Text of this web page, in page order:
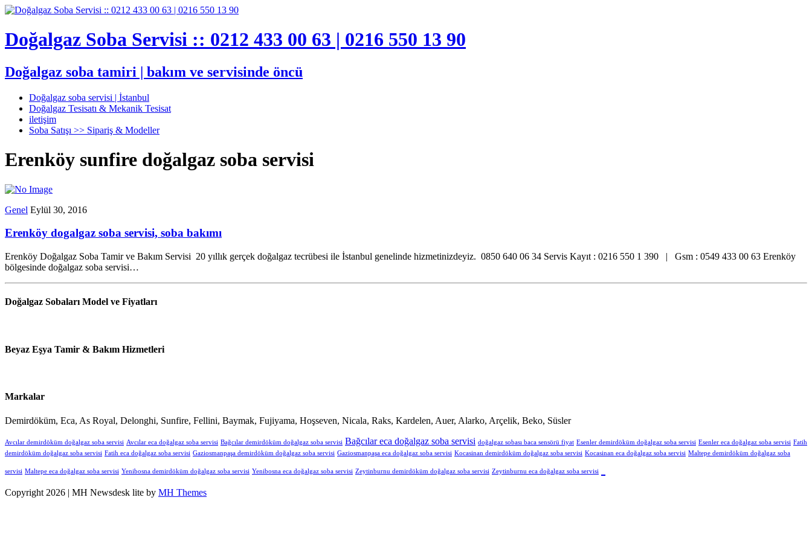
Doğalgaz Soba Servisi :: 0212 433 00 63 | 0216 550 13 90
Doğalgaz soba tamiri | bakım ve servisinde öncü
Doğalgaz soba servisi | İstanbul
Doğalgaz Tesisatı & Mekanik Tesisat
iletişim
Soba Satışı >> Sipariş & Modeller
Erenköy sunfire doğalgaz soba servisi
Genel Eylül 30, 2016
Erenköy dogalgaz soba servisi, soba bakımı
Erenköy Doğalgaz Soba Tamir ve Bakım Servisi 20 yıllık gerçek doğalgaz tecrübesi ile İstanbul genelinde hizmetinizdeyiz. 0850 640 06 34 Servis Kayıt : 0216 550 1 390 | Gsm : 0549 433 00 63 Erenköy
bölgesinde doğalgaz soba servisi…
Doğalgaz Sobaları Model ve Fiyatları
Beyaz Eşya Tamir & Bakım Hizmetleri
Markalar
Demirdöküm, Eca, As Royal, Delonghi, Sunfire, Fellini, Baymak, Fujiyama, Hoşseven, Nicala, Raks, Kardelen, Auer, Alarko, Arçelik, Beko, Süsler
Avcılar demirdöküm doğalgaz soba servisi Avcılar eca doğalgaz soba servisi Bağcılar demirdöküm doğalgaz soba servisi Bağcılar eca doğalgaz soba servisi doğalgaz sobası baca sensörü fiyat Esenler demirdöküm doğalgaz soba servisi Esenler eca doğalgaz soba servisi Fatih
demirdöküm doğalgaz soba servisi Fatih eca doğalgaz soba servisi Gaziosmanpaşa demirdöküm doğalgaz soba servisi Gaziosmanpaşa eca doğalgaz soba servisi Kocasinan demirdöküm doğalgaz soba servisi Kocasinan eca doğalgaz soba servisi Maltepe demirdöküm doğalgaz soba
servisi Maltepe eca doğalgaz soba servisi Yenibosna demirdöküm doğalgaz soba servisi Yenibosna eca doğalgaz soba servisi Zeytinburnu demirdöküm doğalgaz soba servisi Zeytinburnu eca doğalgaz soba servisi
Copyright 2026 | MH Newsdesk lite by MH Themes